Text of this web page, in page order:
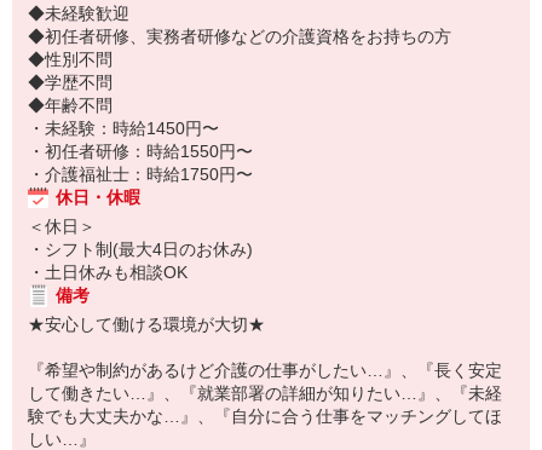
◆未経験歓迎
◆初任者研修、実務者研修などの介護資格をお持ちの方
◆性別不問
◆学歴不問
◆年齢不問
・未経験：時給1450円〜
・初任者研修：時給1550円〜
・介護福祉士：時給1750円〜
休日・休暇
＜休日＞
・シフト制(最大4日のお休み)
・土日休みも相談OK
備考
★安心して働ける環境が大切★
『希望や制約があるけど介護の仕事がしたい…』、『長く安定
して働きたい…』、『就業部署の詳細が知りたい…』、『未経
験でも大丈夫かな…』、『自分に合う仕事をマッチングしてほ
しい…』